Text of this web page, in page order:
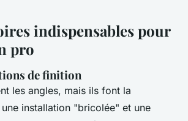
indispensables pour
pro
de finition
les angles, mais ils font la
installation "bricolée" et une